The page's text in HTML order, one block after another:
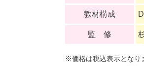
教材構成
監 修
※価格は税込表示となり